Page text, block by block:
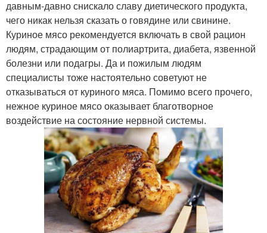
давным-давно снискало славу диетического продукта,
чего никак нельзя сказать о говядине или свинине.
Куриное мясо рекомендуется включать в свой рацион
людям, страдающим от полиартрита, диабета, язвенной
болезни или подагры. Да и пожилым людям
специалисты тоже настоятельно советуют не
отказываться от куриного мяса. Помимо всего прочего,
нежное куриное мясо оказывает благотворное
воздействие на состояние нервной системы.